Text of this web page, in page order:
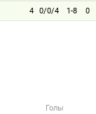
4 0/0/4 1-8 0
Голы